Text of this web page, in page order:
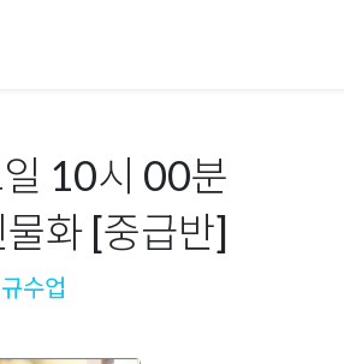
10시 00분
화 [중급반]
수업